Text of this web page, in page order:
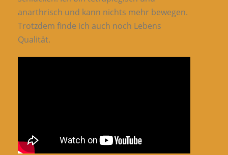
anarthrisch und kann nichts mehr bewegen.
Trotzdem finde ich auch noch Lebens
Qualität.